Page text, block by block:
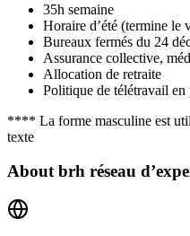
35h semaine
Horaire d’été (termine le
Bureaux fermés du 24
Assurance collective,
Allocation de retraite
Politique de télétravail en
**** La forme masculine est
texte
About brh réseau